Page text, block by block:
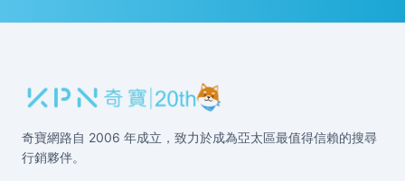
奇寶網路自 2006 年成立，致力於成為亞太區最值得信賴的搜尋
行銷夥伴。